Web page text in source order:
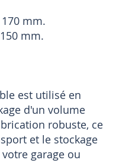
mm.
mm.
est utilisé en
d'un volume
robuste, ce
et le stockage
garage ou